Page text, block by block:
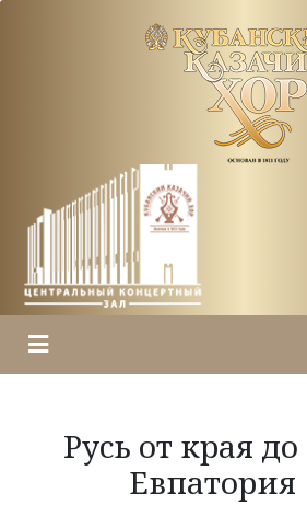
Русь от края до
Евпатория